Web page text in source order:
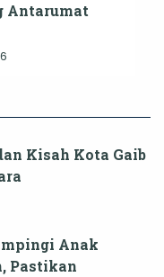
Antarumat
Kisah Kota Gaib
Anak
Pastikan